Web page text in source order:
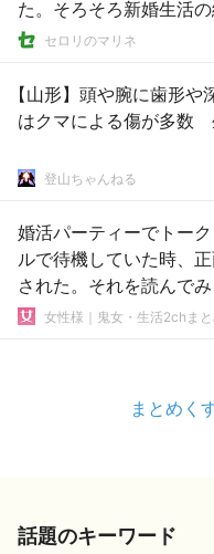
た。そろそろ新婚生活
の子だよｗ
セロリのマリネ
【山形】頭や腕に歯形
はクマによる傷が多数
登山ちゃんねる
婚活パーティーでトー
ルで待機していた時、
された。それを読んでみ
女性様｜鬼女・生活2chま
まとめく
話題のキーワード